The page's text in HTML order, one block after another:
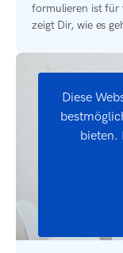
formulieren ist für
zeigt Dir, wie es
Diese
bieten.